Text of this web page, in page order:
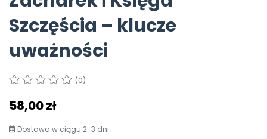
Pomoc
Szczęścia – klucze
uważności
(0)
58,00 zł
Dostawa w ciągu 2-3 dni.